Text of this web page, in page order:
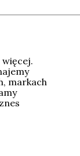
markach